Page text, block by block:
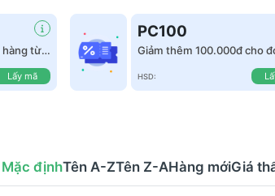
hàng từ
Lấy mã
PC100
Giảm thêm 100.000đ cho
HSD:
Mặc địnhTên A-ZTên Z-AHàng mớiGiá